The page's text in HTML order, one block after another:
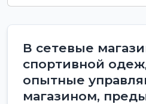
В сетевые
спортивной
опытные
магазином,